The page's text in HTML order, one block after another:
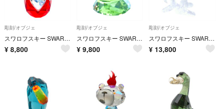
彫刻/オブジェ
スワロフスキー SWAROVSKI サンタクロース オブジェ 置物 5059033 クリア【中古】
¥ 8,800
彫刻/オブジェ
スワロフスキー SWAROVSKI ロッキング クリスマスツリー オブジェ 置物 1094408 クリア【中古】
¥ 9,800
彫刻/オブジェ
スワロフスキー SWAROVSKI スクールオブフィッシュ オブジェ 置物 666355 クリア【中古】
¥ 13,800